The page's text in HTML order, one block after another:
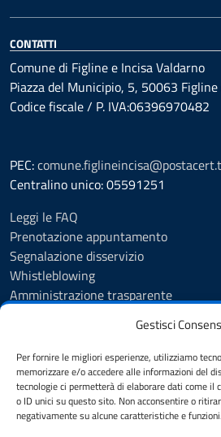
Gestisci
Per fornire le migliori esperienze, utilizziamo
memorizzare e/o accedere alle informazioni del
tecnologie ci permetterà di elaborare dati come il
o ID unici su questo sito. Non acconsentire o
negativamente su alcune caratteristiche e funzioni.
CONTATTI
Comune di Figline e Incisa Valdarno
Piazza del Municipio, 5, 50063 Figline
Codice fiscale / P. IVA:06396970482
PEC:
Centralino unico: 05591251
Leggi le FAQ
Prenotazione appuntamento
Segnalazione disservizio
Whistleblowing
Amministrazione trasparente
Albo Pretorio
Cookie Policy
Informativa privacy
Dichiarazione di accessibilità